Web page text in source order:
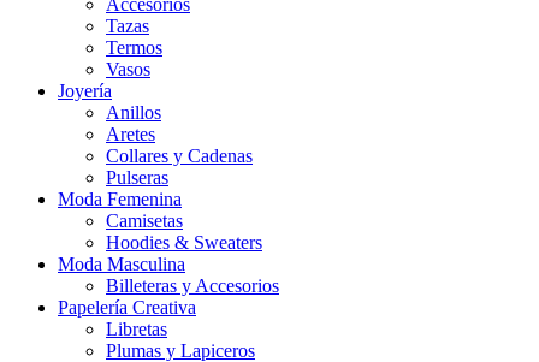
Accesorios
Tazas
Termos
Vasos
Joyería
Anillos
Aretes
Collares y Cadenas
Pulseras
Moda Femenina
Camisetas
Hoodies & Sweaters
Moda Masculina
Billeteras y Accesorios
Papelería Creativa
Libretas
Plumas y Lapiceros